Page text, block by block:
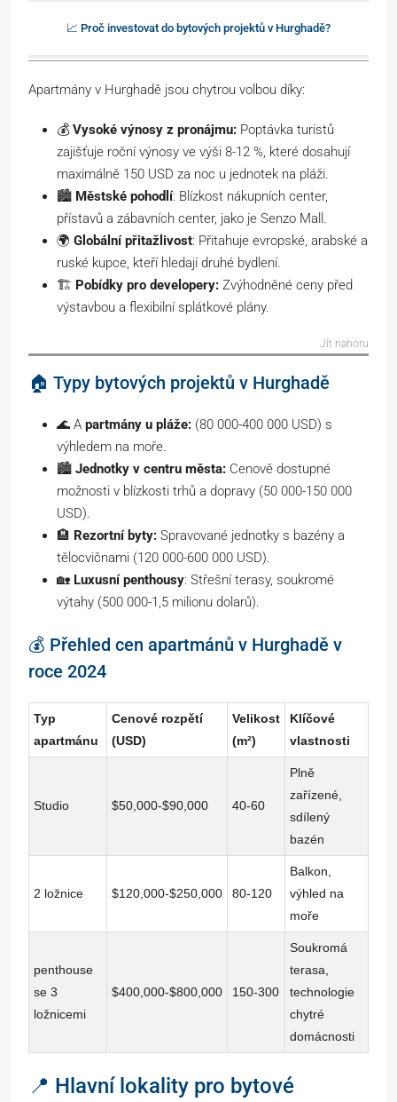
📈 Proč investovat do bytových projektů v Hurghadě?
Apartmány v Hurghadě jsou chytrou volbou díky:
💰 Vysoké výnosy z pronájmu: Poptávka turistů
zajišťuje roční výnosy ve výši 8-12 %, které dosahují
maximálně 150 USD za noc u jednotek na pláži.
🏙️ Městské pohodlí: Blízkost nákupních center,
přístavů a zábavních center, jako je Senzo Mall.
🌍 Globální přitažlivost: Přitahuje evropské, arabské a
ruské kupce, kteří hledají druhé bydlení.
🏗️ Pobídky pro developery: Zvýhodněné ceny před
výstavbou a flexibilní splátkové plány.
Jít nahoru
🏠 Typy bytových projektů v Hurghadě
🌊 A partmány u pláže: (80 000-400 000 USD) s
výhledem na moře.
🏙️ Jednotky v centru města: Cenově dostupné
možnosti v blízkosti trhů a dopravy (50 000-150 000
USD).
🏨 Rezortní byty: Spravované jednotky s bazény a
tělocvičnami (120 000-600 000 USD).
🏡 Luxusní penthousy: Střešní terasy, soukromé
výtahy (500 000-1,5 milionu dolarů).
💰 Přehled cen apartmánů v Hurghadě v
roce 2024
Typ
apartmánu
Cenové rozpětí
(USD)
Velikost
(m²)
Klíčové
vlastnosti
Studio $50,000-$90,000 40-60
Plně
zařízené,
sdílený
bazén
2 ložnice $120,000-$250,000 80-120
Balkon,
výhled na
moře
penthouse
se 3
ložnicemi
$400,000-$800,000 150-300
Soukromá
terasa,
technologie
chytré
domácnosti
📍 Hlavní lokality pro bytové